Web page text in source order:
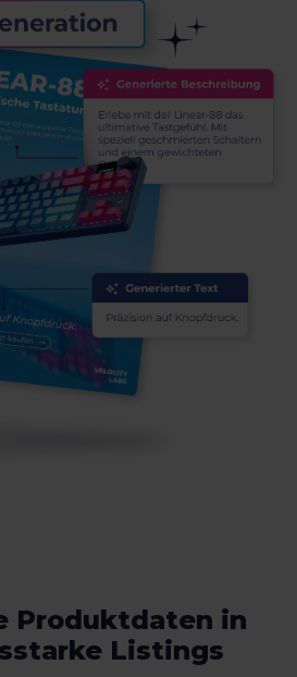
Produktdaten in
Listings